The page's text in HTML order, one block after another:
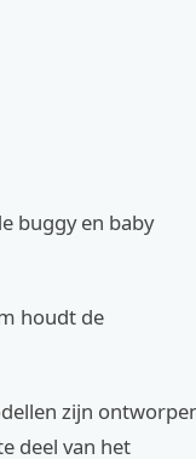
buggy en baby
houdt de
zijn
deel van het